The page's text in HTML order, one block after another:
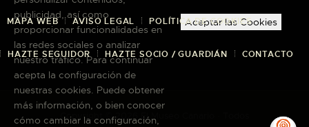
MAPA WEB AVISO LEGAL POLÍTICA DE COOKIES
HAZTE SEGUIDOR HAZTE SOCIO / GUARDIÁN CONTACTO
Copyright © 2026 El Museo Canario · Todos
publicidad, así como
proporcionar funcionalidades en
las redes sociales o analizar
nuestro tráfico. Para continuar
acepta la configuración de
nuestras cookies. Puede obtener
más información, o bien conocer
cómo cambiar la configuración,
Aceptar las Cookies